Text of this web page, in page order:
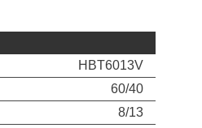
HBT6013V
60/40
8/13